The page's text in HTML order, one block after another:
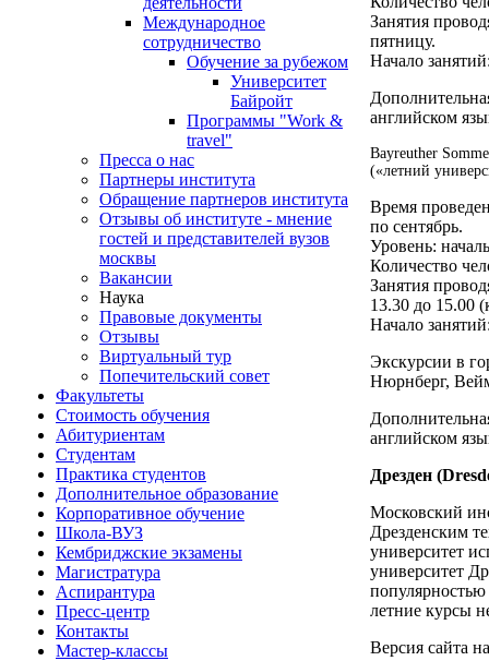
Международное
сотрудничество
Обучение за рубежом
Университет
Байройт
Программы "Work &
travel"
Пресса о нас
Партнеры института
Обращение партнеров института
Отзывы об институте - мнение
гостей и представителей вузов
москвы
Вакансии
Наука
Правовые документы
Отзывы
Виртуальный тур
Попечительский совет
Факультеты
Стоимость обучения
Абитуриентам
Студентам
Практика студентов
Дополнительное образование
Корпоративное обучение
Школа-ВУЗ
Кембриджские экзамены
Магистратура
Аспирантура
Пресс-центр
Контакты
Мастер-классы
Занятия
пятницу.
Начало
английском
Bayreuther
(«летний
Время
по сентябрь.
Уровень:
Количество
Занятия
13.30 до 15.00
Начало
Экскурсии в
Нюрнберг,
английском
Дрезден
Московский
Дрезденским
университет
университет
популярностью
летние курсы
Версия сайта